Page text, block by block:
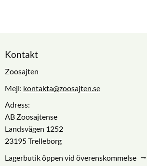
Kontakt
Zoosajten
Mejl: kontakta@zoosajten.se
Adress:
AB Zoosajtense
Landsvägen 1252
23195 Trelleborg
Lagerbutik öppen vid överenskommelse ⭢